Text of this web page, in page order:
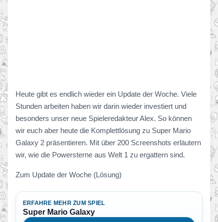
Heute gibt es endlich wieder ein Update der Woche. Viele
Stunden arbeiten haben wir darin wieder investiert und
besonders unser neue Spieleredakteur Alex. So können
wir euch aber heute die Komplettlösung zu Super Mario
Galaxy 2 präsentieren. Mit über 200 Screenshots erläutern
wir, wie die Powersterne aus Welt 1 zu ergattern sind.
Zum Update der Woche (Lösung)
ERFAHRE MEHR ZUM SPIEL
Super Mario Galaxy